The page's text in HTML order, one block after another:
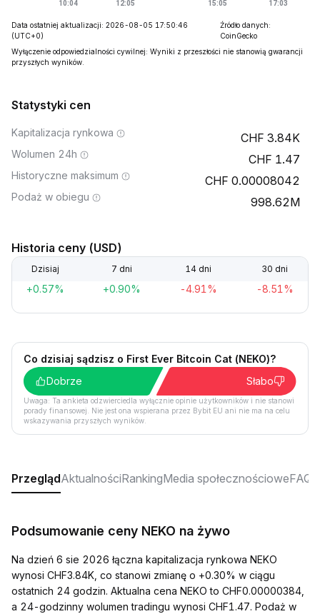
Data ostatniej aktualizacji: 2026-08-05 17:50:46
(UTC+0)
Źródło danych:
CoinGecko
Wyłączenie odpowiedzialności cywilnej: Wyniki z przeszłości nie stanowią gwarancji
przyszłych wyników.
Statystyki cen
Kapitalizacja rynkowa 3.84K
Wolumen 24h 1.47
Historyczne maksimum 0.00008042
Podaż w obiegu 998.62M
Historia ceny (USD)
Dzisiaj 7 dni 14 dni 30 dni
+0.57% +0.90% -4.91% -8.51%
Co dzisiaj sądzisz o First Ever Bitcoin Cat (NEKO)?
Dobrze
Słabo
Uwaga: Ta ankieta odzwierciedla wyłącznie opinie użytkowników i nie stanowi
porady finansowej. Nie jest ona wspierana przez Bybit EU ani nie ma na celu
wskazywania przyszłych wyników.
PrzeglądAktualnościRankingMedia społecznościoweFAQ
Podsumowanie ceny NEKO na żywo
Na dzień 6 sie 2026 łączna kapitalizacja rynkowa NEKO
wynosi CHF3.84K, co stanowi zmianę o +0.30% w ciągu
ostatnich 24 godzin. Aktualna cena NEKO to CHF0.00000384,
a 24-godzinny wolumen tradingu wynosi CHF1.47. Podaż w